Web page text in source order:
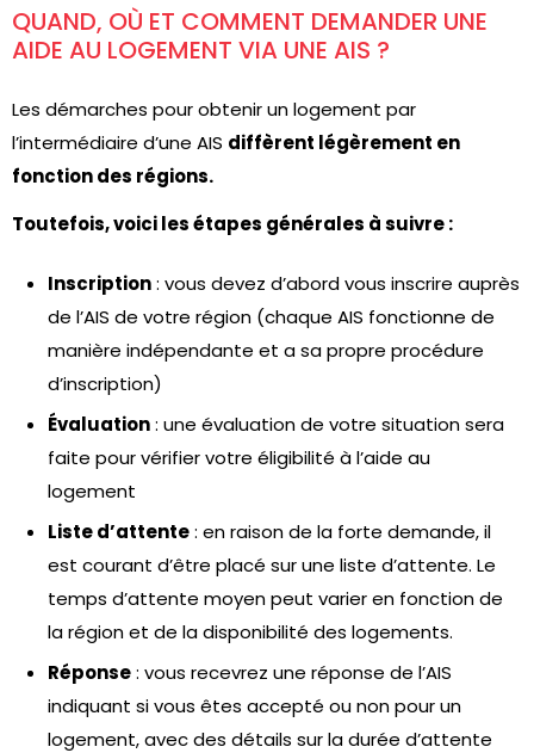
QUAND, OÙ ET COMMENT DEMANDER UNE
AIDE AU LOGEMENT VIA UNE AIS ?
Les démarches pour obtenir un logement par
l’intermédiaire d’une AIS diffèrent légèrement en
fonction des régions.
Toutefois, voici les étapes générales à suivre :
Inscription: vous devez d’abord vous inscrire auprès
de l’AIS de votre région (chaque AIS fonctionne de
manière indépendante et a sa propre procédure
d’inscription)
Évaluation: une évaluation de votre situation sera
faite pour vérifier votre éligibilité à l’aide au
logement
Liste d’attente: en raison de la forte demande, il
est courant d’être placé sur une liste d’attente. Le
temps d’attente moyen peut varier en fonction de
la région et de la disponibilité des logements.
Réponse: vous recevrez une réponse de l’AIS
indiquant si vous êtes accepté ou non pour un
logement, avec des détails sur la durée d’attente